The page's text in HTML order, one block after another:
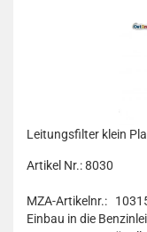
Leitungsfilter klein
Artikel Nr.: 8030
MZA-Artikelnr.:
Einbau in die